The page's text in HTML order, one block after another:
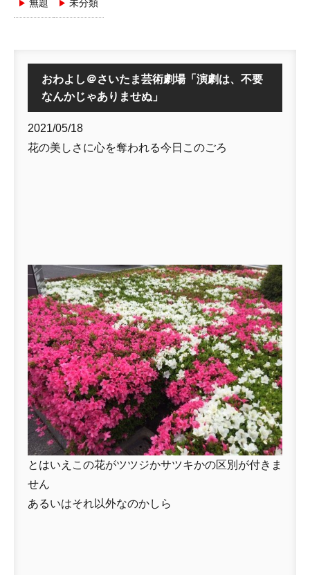
無題 未分類
おわよし＠さいたま芸術劇場「演劇は、不要
なんかじゃありませぬ」
2021/05/18
花の美しさに心を奪われる今日このごろ
とはいえこの花がツツジかサツキかの区別が付きま
せん
あるいはそれ以外なのかしら